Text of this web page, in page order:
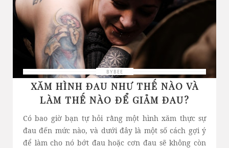
BYBEE
XĂM HÌNH ĐAU NHƯ THẾ NÀO VÀ
LÀM THẾ NÀO ĐỂ GIẢM ĐAU?
Có bao giờ bạn tự hỏi rằng một hình xăm thực sự
đau đến mức nào, và dưới đây là một số cách gợi ý
để làm cho nó bớt đau hoặc cơn đau sẽ không còn